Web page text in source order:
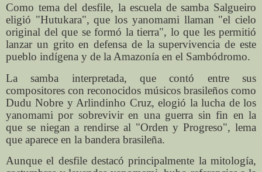
Como tema del desfile, la escuela de samba Salgueiro
eligió "Hutukara", que los yanomami llaman "el cielo
original del que se formó la tierra", lo que les permitió
lanzar un grito en defensa de la supervivencia de este
pueblo indígena y de la Amazonía en el Sambódromo.
La samba interpretada, que contó entre sus
compositores con reconocidos músicos brasileños como
Dudu Nobre y Arlindinho Cruz, elogió la lucha de los
yanomami por sobrevivir en una guerra sin fin en la
que se niegan a rendirse al "Orden y Progreso", lema
que aparece en la bandera brasileña.
Aunque el desfile destacó principalmente la mitología,